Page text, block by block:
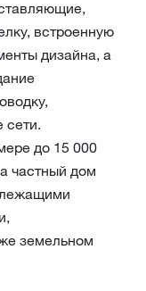
встроенную
дизайна, а
сети.
до 15 000
частный дом
земельном